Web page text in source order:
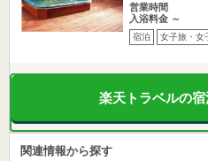
営業時間
入浴料金 ～
宿泊 女子旅・女
楽天トラベルの
関連情報から探す